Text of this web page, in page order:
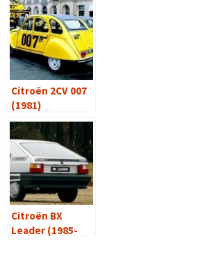
Citroën 2CV 007
(1981)
Citroën BX
Leader (1985-